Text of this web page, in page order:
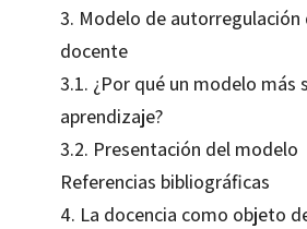
3. Modelo de
docente
3.1. ¿Por qué un modelo
aprendizaje?
3.2. Presentación del modelo
Referencias bibliográficas
4. La docencia como objeto